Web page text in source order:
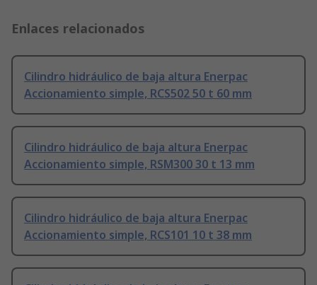
Enlaces relacionados
Cilindro hidráulico de baja altura Enerpac
Accionamiento simple, RCS502 50 t 60 mm
Cilindro hidráulico de baja altura Enerpac
Accionamiento simple, RSM300 30 t 13 mm
Cilindro hidráulico de baja altura Enerpac
Accionamiento simple, RCS101 10 t 38 mm